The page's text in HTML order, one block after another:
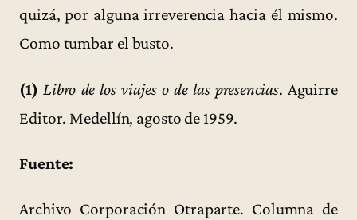
quizá, por alguna irreverencia hacia él mismo.
Como tumbar el busto.
(1) Libro de los viajes o de las presencias. Aguirre
Editor. Medellín, agosto de 1959.
Fuente:
Archivo Corporación Otraparte. Columna de